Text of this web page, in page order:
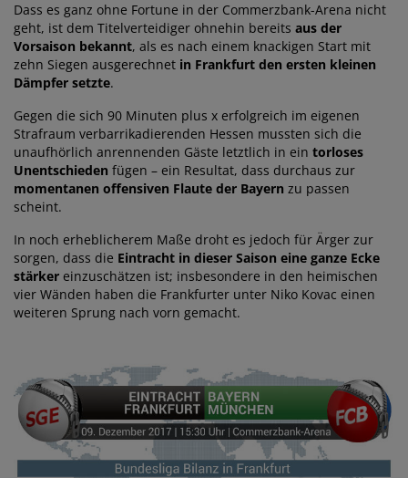
Dass es ganz ohne Fortune in der Commerzbank-Arena nicht
geht, ist dem Titelverteidiger ohnehin bereits aus der
Vorsaison bekannt, als es nach einem knackigen Start mit
zehn Siegen ausgerechnet in Frankfurt den ersten kleinen
Dämpfer setzte.
Gegen die sich 90 Minuten plus x erfolgreich im eigenen
Strafraum verbarrikadierenden Hessen mussten sich die
unaufhörlich anrennenden Gäste letztlich in ein torloses
Unentschieden fügen – ein Resultat, dass durchaus zur
momentanen offensiven Flaute der Bayern zu passen
scheint.
In noch erheblicherem Maße droht es jedoch für Ärger zur
sorgen, dass die Eintracht in dieser Saison eine ganze Ecke
stärker einzuschätzen ist; insbesondere in den heimischen
vier Wänden haben die Frankfurter unter Niko Kovac einen
weiteren Sprung nach vorn gemacht.